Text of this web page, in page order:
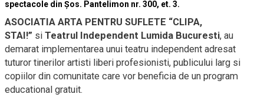
spectacole din Șos. Pantelimon nr. 300, et. 3.
ASOCIATIA ARTA PENTRU SUFLETE “CLIPA,
STAI!” si Teatrul Independent Lumida Bucuresti, au
demarat implementarea unui teatru independent adresat
tuturor tinerilor artisti liberi profesionisti, publicului larg si
copiilor din comunitate care vor beneficia de un program
educational gratuit.